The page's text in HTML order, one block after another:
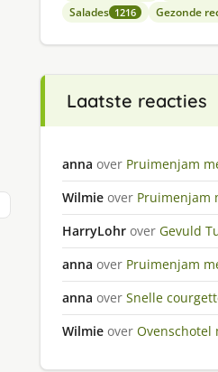
Salades 1216 Gezonde
Laatste reacties
anna over Pruimenjam
Wilmie over Pruimenjam
HarryLohr over Gevuld
anna over Pruimenjam
anna over Snelle
Wilmie over Ovenschotel